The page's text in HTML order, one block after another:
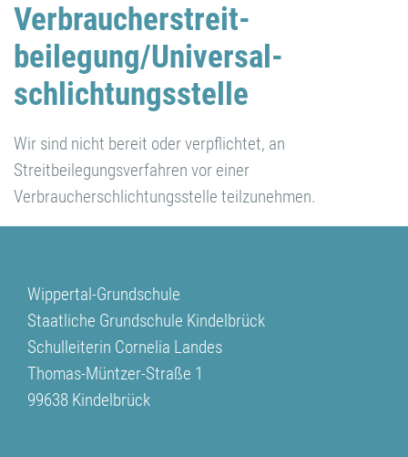
Verbraucher­streit­
beilegung/Universal­
schlichtungs­stelle
Wir sind nicht bereit oder verpflichtet, an
Streitbeilegungsverfahren vor einer
Verbraucherschlichtungsstelle teilzunehmen.
Wippertal-Grundschule
Staatliche Grundschule Kindelbrück
Schulleiterin Cornelia Landes
Thomas-Müntzer-Straße 1
99638 Kindelbrück